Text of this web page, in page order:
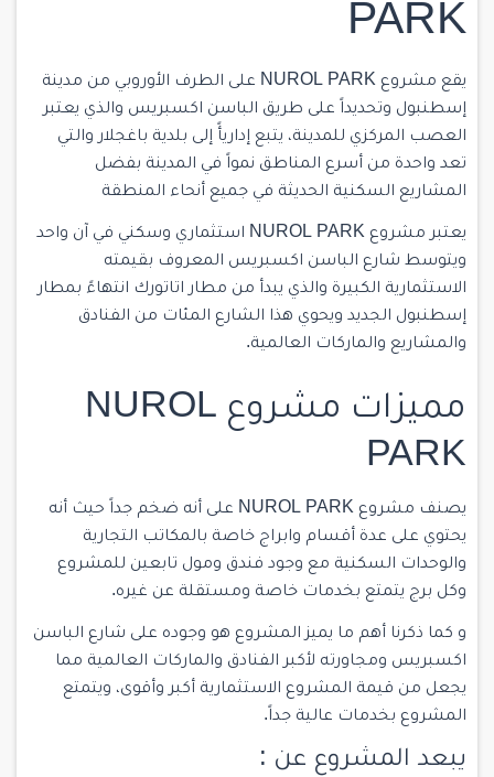
PARK
يقع مشروع NUROL PARK على الطرف الأوروبي من مدينة
إسطنبول وتحديداً على طريق الباسن اكسبريس والذي يعتبر
العصب المركزي للمدينة، يتبع إداريأً إلى بلدية باغجلار والتي
تعد واحدة من أسرع المناطق نمواً في المدينة بفضل
المشاريع السكنية الحديثة في جميع أنحاء المنطقة
يعتبر مشروع NUROL PARK استثماري وسكني في آن واحد
ويتوسط شارع الباسن اكسبريس المعروف بقيمته
الاستثمارية الكبيرة والذي يبدأ من مطار اتاتورك انتهاءً بمطار
إسطنبول الجديد ويحوي هذا الشارع المئات من الفنادق
والمشاريع والماركات العالمية.
مميزات مشروع NUROL
PARK
يصنف مشروع NUROL PARK على أنه ضخم جداً حيث أنه
يحتوي على عدة أقسام وابراج خاصة بالمكاتب التجارية
والوحدات السكنية مع وجود فندق ومول تابعين للمشروع
وكل برج يتمتع بخدمات خاصة ومستقلة عن غيره.
و كما ذكرنا أهم ما يميز المشروع هو وجوده على شارع الباسن
اكسبريس ومجاورته لأكبر الفنادق والماركات العالمية مما
يجعل من قيمة المشروع الاستثمارية أكبر وأقوى، ويتمتع
المشروع بخدمات عالية جداً.
يبعد المشروع عن :